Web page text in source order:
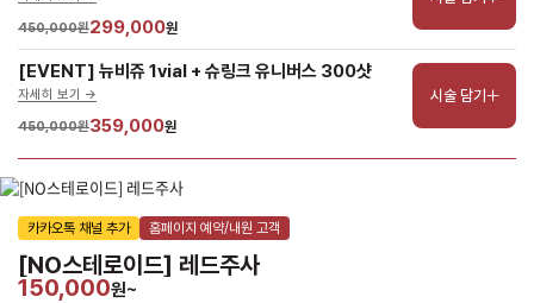
450,000원299,000원
[EVENT] 뉴비쥬 1vial + 슈링크 유니버스 300샷
자세히 보기 ->
450,000원359,000원
시술 담기
카카오톡 채널 추가 홈페이지 예약/내원 고객
[NO스테로이드] 레드주사
150,000원~